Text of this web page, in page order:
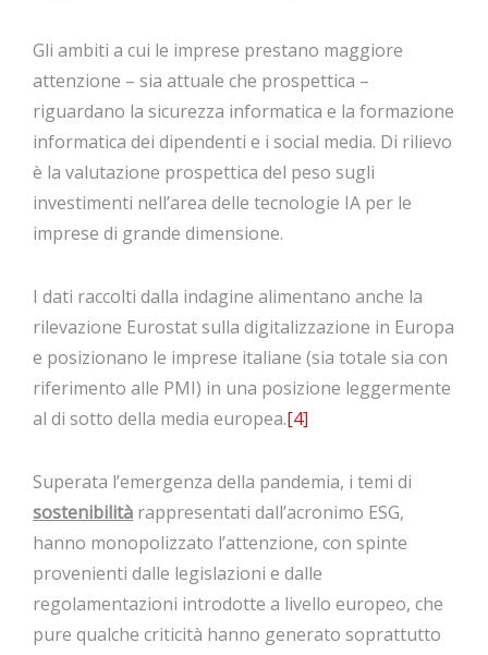
Gli ambiti a cui le imprese prestano maggiore
attenzione – sia attuale che prospettica –
riguardano la sicurezza informatica e la formazione
informatica dei dipendenti e i social media. Di rilievo
è la valutazione prospettica del peso sugli
investimenti nell’area delle tecnologie IA per le
imprese di grande dimensione.
I dati raccolti dalla indagine alimentano anche la
rilevazione Eurostat sulla digitalizzazione in Europa
e posizionano le imprese italiane (sia totale sia con
riferimento alle PMI) in una posizione leggermente
al di sotto della media europea.[4]
Superata l’emergenza della pandemia, i temi di
sostenibilità rappresentati dall’acronimo ESG,
hanno monopolizzato l’attenzione, con spinte
provenienti dalle legislazioni e dalle
regolamentazioni introdotte a livello europeo, che
pure qualche criticità hanno generato soprattutto